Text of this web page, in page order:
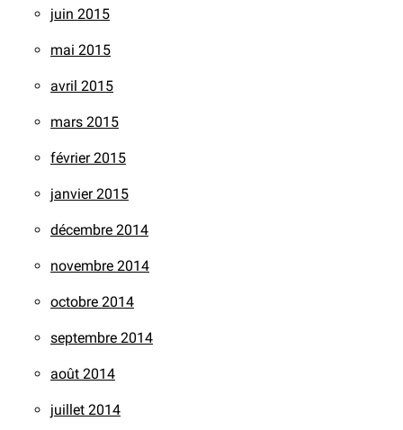
juin 2015
mai 2015
avril 2015
mars 2015
février 2015
janvier 2015
décembre 2014
novembre 2014
octobre 2014
septembre 2014
août 2014
juillet 2014